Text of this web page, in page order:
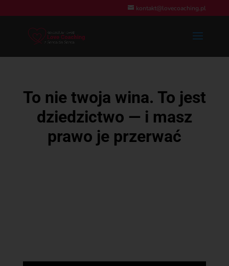
kontakt@lovecoaching.pl
To nie twoja wina. To jest
dziedzictwo — i masz
prawo je przerwać